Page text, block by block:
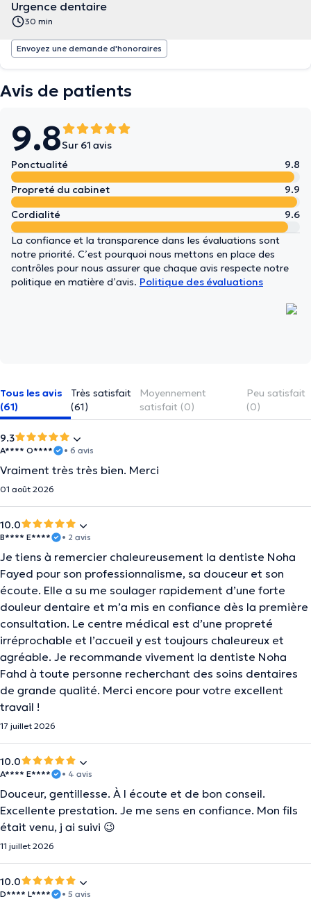
Urgence dentaire
30 min
Envoyez une demande d'honoraires
Avis de patients
9.8Sur 61 avis
Ponctualité
9.8
Propreté du cabinet
9.9
Cordialité
9.6
La confiance et la transparence dans les évaluations sont
notre priorité. C’est pourquoi nous mettons en place des
contrôles pour nous assurer que chaque avis respecte notre
politique en matière d’avis. Politique des évaluations
Tous les avis
(61)
Très satisfait
(61)
Moyennement
satisfait (0)
Peu satisfait
(0)
9.3
A**** O**** • 6 avis
Vraiment très très bien. Merci
01 août 2026
10.0
B**** E**** • 2 avis
Je tiens à remercier chaleureusement la dentiste Noha
Fayed pour son professionnalisme, sa douceur et son
écoute. Elle a su me soulager rapidement d’une forte
douleur dentaire et m’a mis en confiance dès la première
consultation. Le centre médical est d’une propreté
irréprochable et l’accueil y est toujours chaleureux et
agréable. Je recommande vivement la dentiste Noha
Fahd à toute personne recherchant des soins dentaires
de grande qualité. Merci encore pour votre excellent
travail !
17 juillet 2026
10.0
A**** E**** • 4 avis
Douceur, gentillesse. À l écoute et de bon conseil.
Excellente prestation. Je me sens en confiance. Mon fils
était venu, j ai suivi 😉
11 juillet 2026
10.0
D**** L**** • 5 avis